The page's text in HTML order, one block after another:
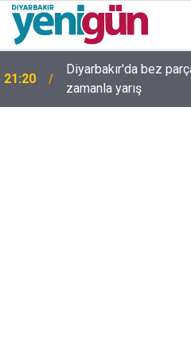
21:20
Diyarbakır'da bez
zamanla yarış